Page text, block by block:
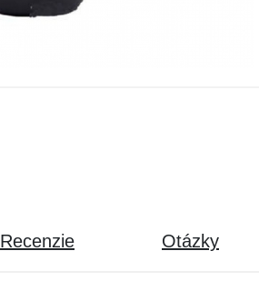
Recenzie Otázky